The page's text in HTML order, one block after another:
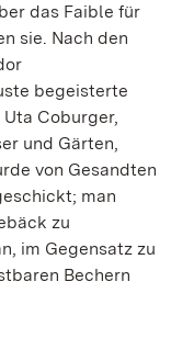
das Faible für
sie. Nach den
begeisterte
Coburger,
und Gärten,
von Gesandten
man
zu
im Gegensatz zu
Bechern